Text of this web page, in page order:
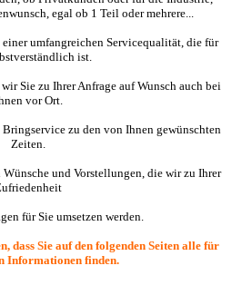
egal ob 1 Teil oder mehrere...
umfangreichen Servicequalität, die für
ist.
Sie zu Ihrer Anfrage auf Wunsch auch bei
vor Ort.
zu den von Ihnen gewünschten
Zeiten.
und Vorstellungen, die wir zu Ihrer
für Sie umsetzen werden.
dass Sie auf den folgenden Seiten alle für
Informationen finden.